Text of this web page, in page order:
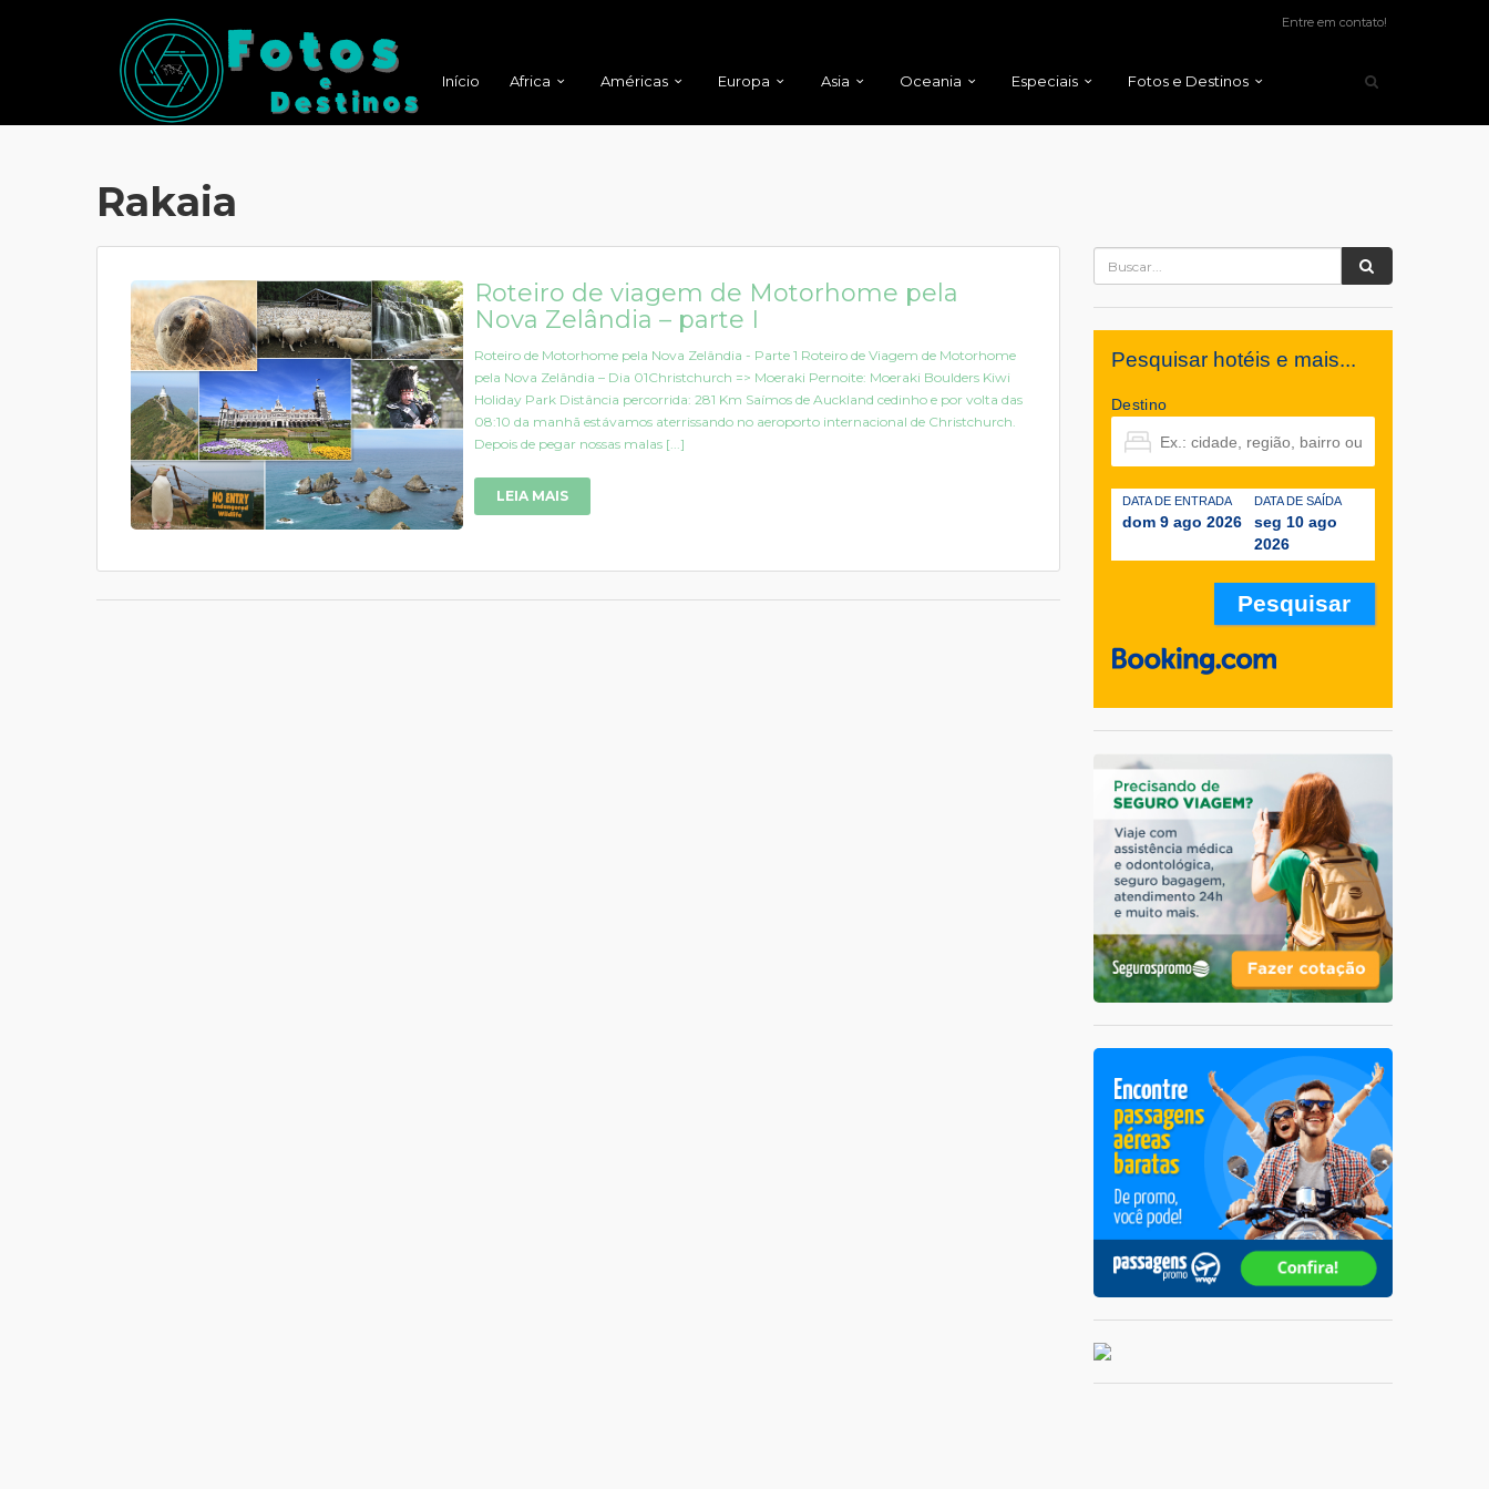
Entre em contato!
Início Africa Américas Europa Asia Oceania Especiais Fotos e Destinos
Rakaia
Roteiro de viagem de Motorhome pela
Nova Zelândia – parte I
Roteiro de Motorhome pela Nova Zelândia - Parte 1 Roteiro de Viagem de Motorhome
pela Nova Zelândia – Dia 01Christchurch => Moeraki Pernoite: Moeraki Boulders Kiwi
Holiday Park Distância percorrida: 281 Km Saímos de Auckland cedinho e por volta das
08:10 da manhã estávamos aterrissando no aeroporto internacional de Christchurch.
Depois de pegar nossas malas [...]
LEIA MAIS
Pesquisar hotéis e mais...
Destino
DATA DE ENTRADA
dom 9 ago 2026
DATA DE SAÍDA
seg 10 ago
2026